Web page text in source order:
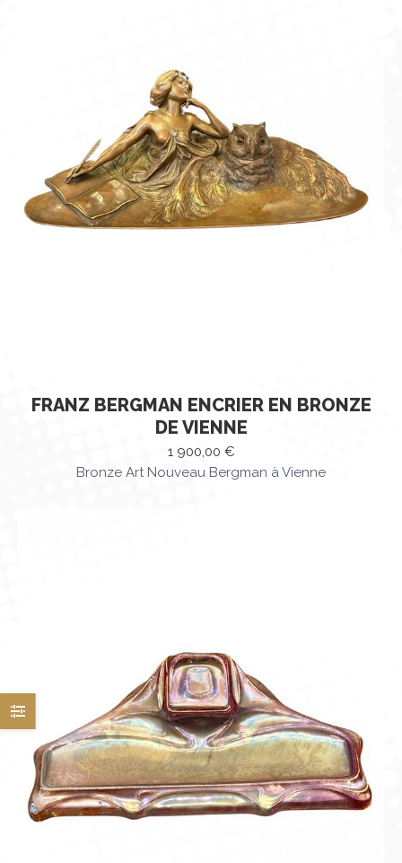
FRANZ BERGMAN ENCRIER EN BRONZE
DE VIENNE
1 900,00 €
Bronze Art Nouveau Bergman à Vienne